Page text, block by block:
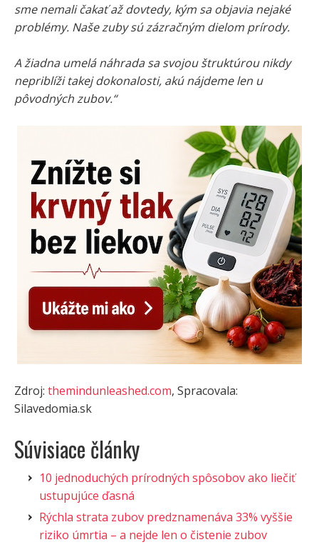
sme nemali čakať až dovtedy, kým sa objavia nejaké
problémy. Naše zuby sú zázračným dielom prírody.
A žiadna umelá náhrada sa svojou štruktúrou nikdy
nepriblíži takej dokonalosti, akú nájdeme len u
pôvodných zubov.“
Zdroj: themindunleashed.com, Spracovala:
Silavedomia.sk
Súvisiace články
10 jednoduchých prírodných spôsobov ako liečiť
ustupujúce ďasná
Rýchla strata zubov predznamenáva 33% vyššie
riziko úmrtia – a nejde len o čistenie zubov